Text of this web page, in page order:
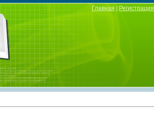
Главная Регистрация